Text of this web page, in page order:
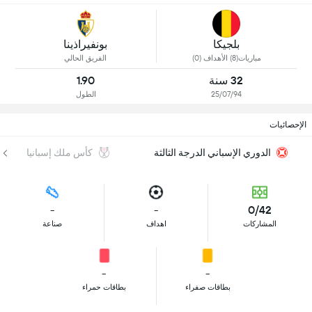
بلجيكا
مباريات(8) الأهداف (0)
بونفيراذينا
الفريق الحالي
32 سنة
25/07/94
1.90
الطول
الإحصائيات
الدوري الإسباني الدرجة الثالثة كأس ملك إسبانيا
0/42
المشاركات
-
اهداف
-
صناعة
-
بطاقات صفراء
-
بطاقات حمراء